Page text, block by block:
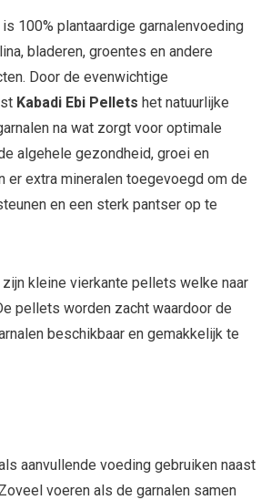
is 100% plantaardige garnalenvoeding
bladeren, groentes en andere
Door de evenwichtige
Kabadi Ebi Pellets het natuurlijke
na wat zorgt voor optimale
algehele gezondheid, groei en
er extra mineralen toegevoegd om de
en een sterk pantser op te
zijn kleine vierkante pellets welke naar
pellets worden zacht waardoor de
beschikbaar en gemakkelijk te
aanvullende voeding gebruiken naast
voeren als de garnalen samen